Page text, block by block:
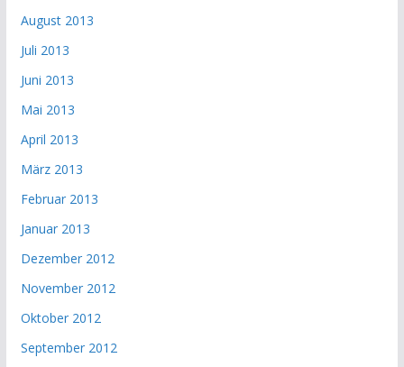
August 2013
Juli 2013
Juni 2013
Mai 2013
April 2013
März 2013
Februar 2013
Januar 2013
Dezember 2012
November 2012
Oktober 2012
September 2012